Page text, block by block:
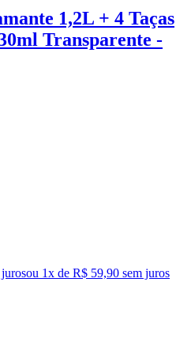
1,2L + 4 Taças
Transparente -
ou 1x de R$ 59,90 sem juros